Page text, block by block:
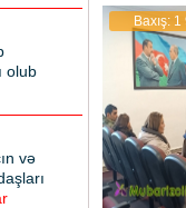
olub
və
Baxış: 1